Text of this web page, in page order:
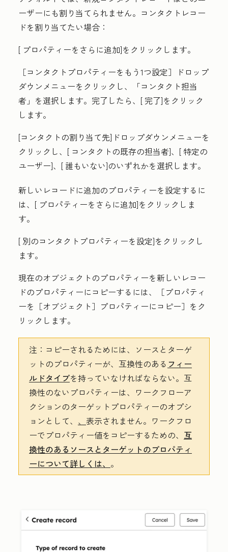
ーザーにも割り当てられません。コンタクトレコー
ドを割り当てたい場合：
[ プロパティーをさらに追加]をクリックします。
［コンタクトプロパティーをもう1つ設定］
ドロップ
ダウンメニューをクリックし、
「コンタクト担当
者」 を選択します。完了したら、[ 完了]をクリック
します。
[コンタクトの割り当て先]ドロップダウンメニューを
クリックし、[ コンタクトの既存の担当者]、[ 特定の
ユーザー]、[ 誰もいない]のいずれかを選択します。
新しいレコードに追加のプロパティーを設定するに
は、[ プロパティーをさらに追加]をクリックしま
す。
[ 別のコンタクトプロパティーを設定]をクリックし
ます。
現在のオブジェクトのプロパティーを新しいレコー
ドのプロパティーにコピーするには、
［プロパティ
ーを［オブジェクト］プロパティーにコピー］ をク
リックします。
注： コピーされるためには、ソースとターゲ
ットのプロパティーが、互換性のある フィー
ルドタイプを持っていなければならない。互
換性のないプロパティーは、ワークフローア
クションのターゲットプロパティーのオプシ
ョンとして、 、 表示されません。ワークフロ
ーでプロパティー値をコピーするための、 互
換性のあるソースとターゲットのプロパティ
ーについて詳しくは、 。